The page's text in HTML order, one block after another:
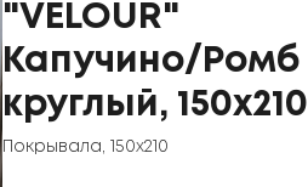
"VELOUR"
Капучино/Ромб
круглый, 150x210
Покрывала 150x210